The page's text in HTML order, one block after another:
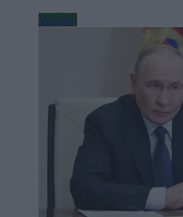
Wojsko